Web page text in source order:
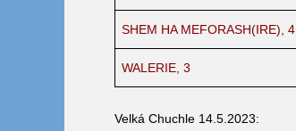
SHEM HA MEFORASH(IRE), 4
WALERIE, 3
Velká Chuchle 14.5.2023: